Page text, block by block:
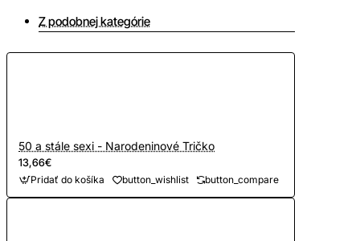
Z podobnej kategórie
50 a stále sexi - Narodeninové Tričko
13,66€
Pridať do košíka button_wishlist button_compare